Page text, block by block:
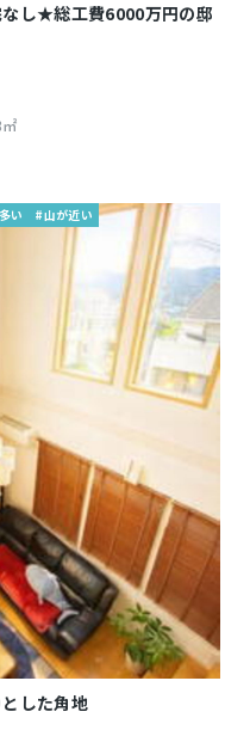
なし★総工費6000万円の邸
い #山が近い
した角地